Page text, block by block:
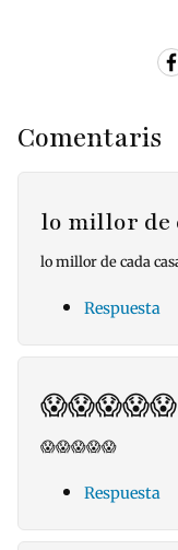
Comentaris
lo millor de
lo millor de cada
Respuesta
😱😱😱😱😱
😱😱😱😱😱
Respuesta